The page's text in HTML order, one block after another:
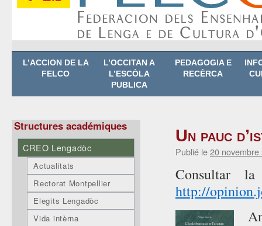
AllerL’ACCION DE LA
FELCO
L’OCCITAN A
L’ESCÒLA
PUBLICA
PEDAGOGIA E
RECÈRCA
Un pauc
Publié le20 novembre
Consultar
http://
Structures académiques
CREO Lengadòc
Actualitats
Rectorat Montpellier
Elegits Lengadòc
Vida intèrna